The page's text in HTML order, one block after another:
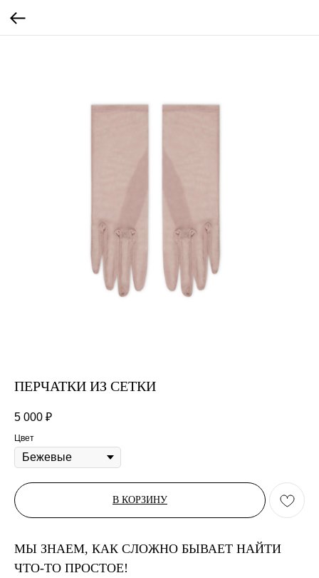
ПЕРЧАТКИ ИЗ СЕТКИ
5 000 ₽
Цвет
В КОРЗИНУ
МЫ ЗНАЕМ, КАК СЛОЖНО БЫВАЕТ НАЙТИ
ЧТО-ТО ПРОСТОЕ!